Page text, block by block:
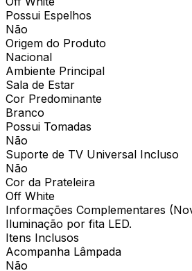
Possui Espelhos
Não
Origem do Produto
Nacional
Ambiente Principal
Sala de Estar
Cor Predominante
Branco
Possui Tomadas
Não
Suporte de TV Universal Incluso
Não
Cor da Prateleira
Off White
Informações Complementares
Iluminação por fita LED.
Itens Inclusos
Acompanha Lâmpada
Não